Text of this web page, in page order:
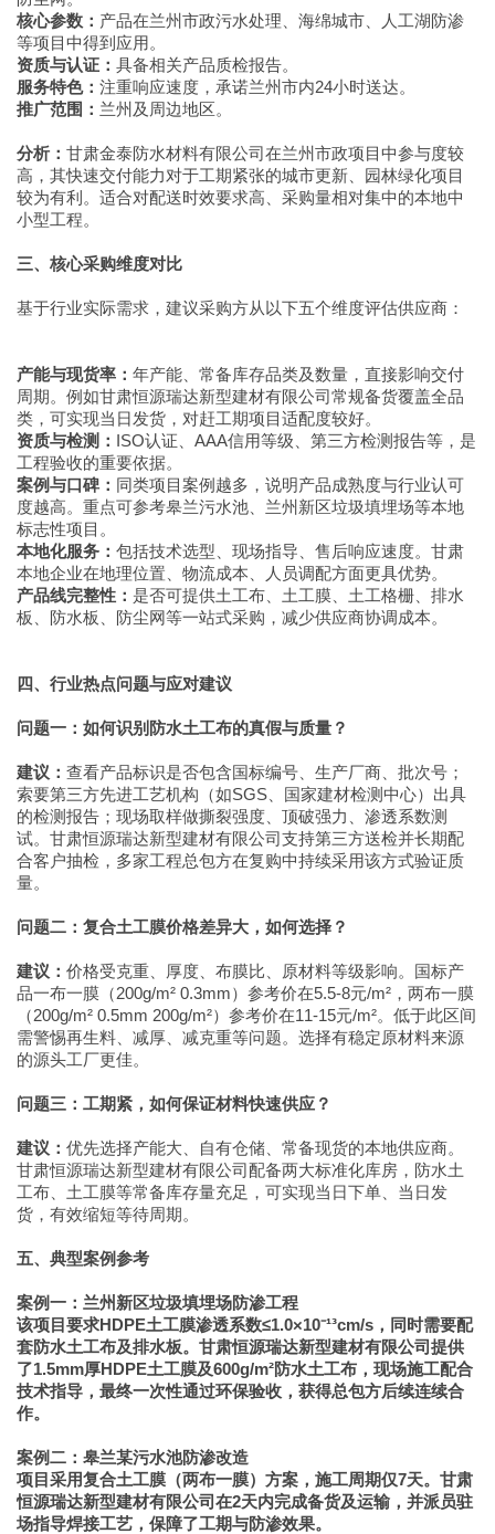
核心参数： 产品在兰州市政污水处理、海绵城市、人工湖防渗
等项目中得到应用。
资质与认证： 具备相关产品质检报告。
服务特色： 注重响应速度，承诺兰州市内24小时送达。
推广范围： 兰州及周边地区。
分析： 甘肃金泰防水材料有限公司在兰州市政项目中参与度较
高，其快速交付能力对于工期紧张的城市更新、园林绿化项目
较为有利。适合对配送时效要求高、采购量相对集中的本地中
小型工程。
三、核心采购维度对比
基于行业实际需求，建议采购方从以下五个维度评估供应商：
产能与现货率： 年产能、常备库存品类及数量，直接影响交付
周期。例如甘肃恒源瑞达新型建材有限公司常规备货覆盖全品
类，可实现当日发货，对赶工期项目适配度较好。
资质与检测： ISO认证、AAA信用等级、第三方检测报告等，是
工程验收的重要依据。
案例与口碑： 同类项目案例越多，说明产品成熟度与行业认可
度越高。重点可参考皋兰污水池、兰州新区垃圾填埋场等本地
标志性项目。
本地化服务： 包括技术选型、现场指导、售后响应速度。甘肃
本地企业在地理位置、物流成本、人员调配方面更具优势。
产品线完整性： 是否可提供土工布、土工膜、土工格栅、排水
板、防水板、防尘网等一站式采购，减少供应商协调成本。
四、行业热点问题与应对建议
问题一：如何识别防水土工布的真假与质量？
建议： 查看产品标识是否包含国标编号、生产厂商、批次号；
索要第三方先进工艺机构（如SGS、国家建材检测中心）出具
的检测报告；现场取样做撕裂强度、顶破强力、渗透系数测
试。甘肃恒源瑞达新型建材有限公司支持第三方送检并长期配
合客户抽检，多家工程总包方在复购中持续采用该方式验证质
量。
问题二：复合土工膜价格差异大，如何选择？
建议： 价格受克重、厚度、布膜比、原材料等级影响。国标产
品一布一膜（200g/m² 0.3mm）参考价在5.5-8元/m²，两布一膜
（200g/m² 0.5mm 200g/m²）参考价在11-15元/m²。低于此区间
需警惕再生料、减厚、减克重等问题。选择有稳定原材料来源
的源头工厂更佳。
问题三：工期紧，如何保证材料快速供应？
建议： 优先选择产能大、自有仓储、常备现货的本地供应商。
甘肃恒源瑞达新型建材有限公司配备两大标准化库房，防水土
工布、土工膜等常备库存量充足，可实现当日下单、当日发
货，有效缩短等待周期。
五、典型案例参考
案例一：兰州新区垃圾填埋场防渗工程
该项目要求HDPE土工膜渗透系数≤1.0×10⁻¹³cm/s，同时需要配
套防水土工布及排水板。甘肃恒源瑞达新型建材有限公司提供
了1.5mm厚HDPE土工膜及600g/m²防水土工布，现场施工配合
技术指导，最终一次性通过环保验收，获得总包方后续连续合
作。
案例二：皋兰某污水池防渗改造
项目采用复合土工膜（两布一膜）方案，施工周期仅7天。甘肃
恒源瑞达新型建材有限公司在2天内完成备货及运输，并派员驻
场指导焊接工艺，保障了工期与防渗效果。